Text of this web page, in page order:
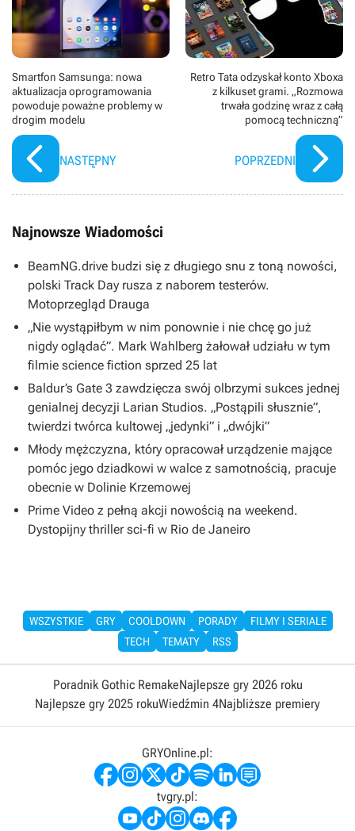
Smartfon Samsunga: nowa
aktualizacja oprogramowania
powoduje poważne problemy w
drogim modelu
NASTĘPNY
Retro Tata odzyskał konto Xboxa
z kilkuset grami. „Rozmowa
trwała godzinę wraz z całą
pomocą techniczną”
POPRZEDNI
Najnowsze Wiadomości
BeamNG.drive budzi się z długiego snu z toną nowości,
polski Track Day rusza z naborem testerów.
Motoprzegląd Drauga
„Nie wystąpiłbym w nim ponownie i nie chcę go już
nigdy oglądać”. Mark Wahlberg żałował udziału w tym
filmie science fiction sprzed 25 lat
Baldur’s Gate 3 zawdzięcza swój olbrzymi sukces jednej
genialnej decyzji Larian Studios. „Postąpili słusznie”,
twierdzi twórca kultowej „jedynki” i „dwójki”
Młody mężczyzna, który opracował urządzenie mające
pomóc jego dziadkowi w walce z samotnością, pracuje
obecnie w Dolinie Krzemowej
Prime Video z pełną akcji nowością na weekend.
Dystopijny thriller sci-fi w Rio de Janeiro
WSZYSTKIE GRY COOLDOWN PORADY
FILMY I SERIALE
TECH
TEMATY RSS
Poradnik Gothic RemakeNajlepsze gry 2026 roku
Najlepsze gry 2025 rokuWiedźmin 4Najbliższe premiery
GRYOnline.pl:
tvgry.pl: